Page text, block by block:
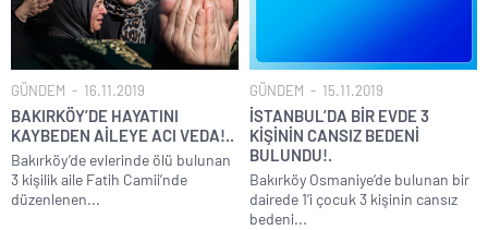
GÜNDEM 16.11.2019
BAKIRKÖY’DE HAYATINI
KAYBEDEN AİLEYE ACI VEDA!..
Bakırköy’de evlerinde ölü bulunan
3 kişilik aile Fatih Camii’nde
düzenlenen...
GÜNDEM 15.11.2019
İSTANBUL’DA BİR EVDE 3
KİŞİNİN CANSIZ BEDENİ
BULUNDU!.
Bakırköy Osmaniye‘de bulunan bir
dairede 1’i çocuk 3 kişinin cansız
bedeni...